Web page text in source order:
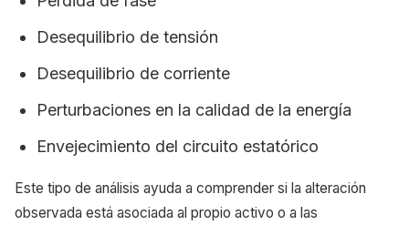
Desequilibrio de tensión
Desequilibrio de corriente
Perturbaciones en la calidad de la energía
Envejecimiento del circuito estatórico
Este tipo de análisis ayuda a comprender si la alteración
observada está asociada al propio activo o a las